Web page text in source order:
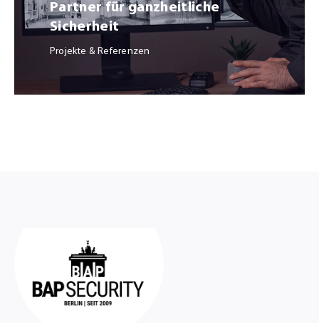
Partner für ganzheitliche
Sicherheit
Projekte & Referenzen